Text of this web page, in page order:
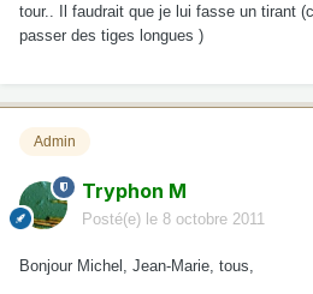
tour.. Il faudrait que je lui fasse un tirant
passer des tiges longues )
Admin
Tryphon M
Posté(e) le 8 octobre 2011
Bonjour Michel, Jean-Marie, tous,